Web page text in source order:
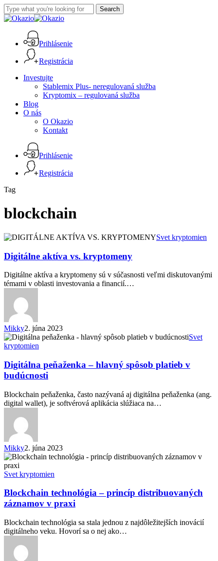
Skip
to
Search
Close
Prihlásenie
Registrácia
Menu
Investujte
Stablemix Plus- neregulovaná služba
Kryptomix – regulovaná služba
Blog
O nás
O Okazio
Kontakt
Prihlásenie
Registrácia
Tag
blockchain
Digitálne
vs.
kryptomeny
Svet kryptomien
Digitálne aktíva vs. kryptomeny
Digitálne aktíva a kryptomeny sú v súčasnosti veľmi diskutovanými
témami v oblasti investovania a financií.…
Mikky2. júna 2023
Digitálna
peňaženka
hlavný
spôsob
platieb
budúcnosti
Svet
kryptomien
Digitálna peňaženka – hlavný spôsob platieb v
budúcnosti
Blockchain peňaženka, často nazývaná aj digitálna peňaženka (ang.
digital wallet), je softvérová aplikácia slúžiaca na…
Mikky2. júna 2023
Blockchain
technológia
–
distribuovaných
záznamov
v
Svet kryptomien
Blockchain technológia – princíp distribuovaných
záznamov v praxi
Blockchain technológia sa stala jednou z najdôležitejších inovácií
digitálneho veku. Hovorí sa o nej ako…